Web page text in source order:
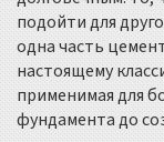
подойти для
одна часть
настоящему
применимая для
фундамента до